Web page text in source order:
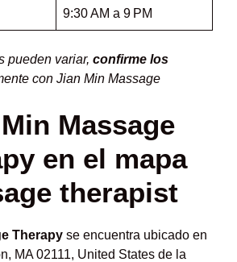
9:30 AM a 9 PM
pueden variar, confirme los
con Jian Min Massage
Massage
en el mapa
therapist
Therapy se encuentra ubicado en
MA 02111, United States de la